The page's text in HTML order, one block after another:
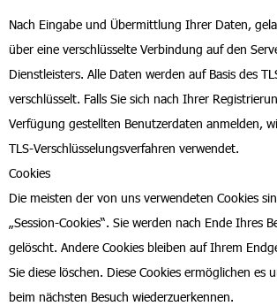
Nach Eingabe und Übermittlung Ihrer Daten,
über eine verschlüsselte Verbindung auf den
Dienstleisters. Alle Daten werden auf Basis des
verschlüsselt. Falls Sie sich nach Ihrer
Verfügung gestellten Benutzerdaten anmelden,
TLS-Verschlüsselungsverfahren verwendet.
Cookies
Die meisten der von uns verwendeten Cookies
„Session-Cookies“. Sie werden nach Ende Ihres
gelöscht. Andere Cookies bleiben auf Ihrem
Sie diese löschen. Diese Cookies ermöglichen es
beim nächsten Besuch wiederzuerkennen.